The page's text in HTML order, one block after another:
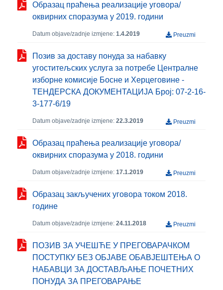
Образац праћења реализације уговора/
оквирних споразума у 2019. години
Datum objave/zadnje izmjene: 1.4.2019 Preuzmi
Позив за доставу понуда за набавку
угоститељских услуга за потребе Централне
изборне комисије Босне и Херцеговине -
ТЕНДЕРСКА ДОКУМЕНТАЦИЈА Број: 07-2-16-
3-177-6/19
Datum objave/zadnje izmjene: 22.3.2019 Preuzmi
Образац праћења реализације уговора/
оквирних споразума у 2018. години
Datum objave/zadnje izmjene: 17.1.2019 Preuzmi
Образац закључених уговора током 2018.
године
Datum objave/zadnje izmjene: 24.11.2018 Preuzmi
ПОЗИВ ЗА УЧЕШЋЕ У ПРЕГОВАРАЧКОМ
ПОСТУПКУ БЕЗ ОБЈАВЕ ОБАВЈЕШТЕЊА О
НАБАВЦИ ЗА ДОСТАВЉАЊЕ ПОЧЕТНИХ
ПОНУДА ЗА ПРЕГОВАРАЊЕ